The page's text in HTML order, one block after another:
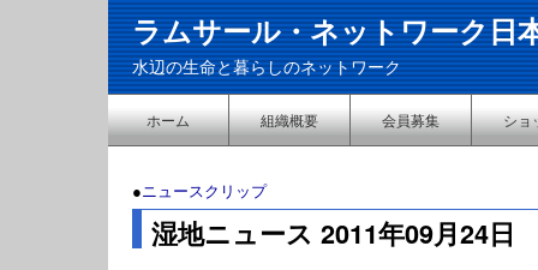
ラムサール・ネットワーク日
水辺の生命と暮らしのネットワーク
ホーム 組織概要 会員募集 ショ
●ニュースクリップ
湿地ニュース 2011年09月24日